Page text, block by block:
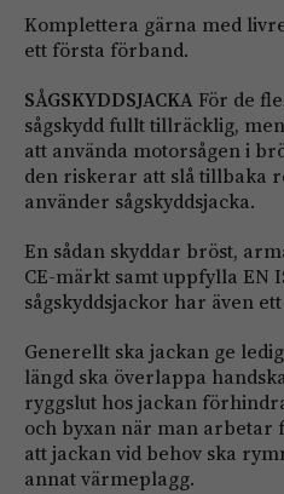
Komplettera gärna med
ett första förband.
SÅGSKYDDSJACKA För de
sågskydd fullt tillräcklig,
att använda motorsågen i
den riskerar att slå tillbaka
använder sågskyddsjacka.
En sådan skyddar bröst,
CE-märkt samt uppfylla EN
sågskyddsjackor har även
Generellt ska jackan ge
längd ska överlappa
ryggslut hos jackan
och byxan när man arbetar
att jackan vid behov ska
annat värmeplagg.